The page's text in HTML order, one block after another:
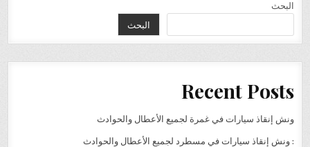
البحث
البحث
Recent Posts
ونش إنقاذ سيارات في غمرة لجميع الأعطال والحوادث
: ونش إنقاذ سيارات في مسطرد لجميع الأعطال والحوادث